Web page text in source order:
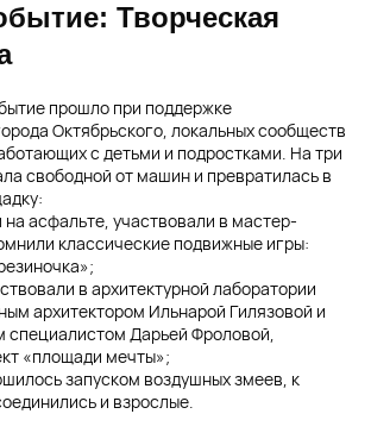
Творческая
прошло при поддержке
Октябрьского, локальных сообществ
с детьми и подростками. На три
свободной от машин и превратилась в
на асфальте, участвовали в мастер-
классические подвижные игры:
в архитектурной лаборатории
архитектором Ильнарой Гилязовой и
специалистом Дарьей Фроловой,
«площади мечты»;
запуском воздушных змеев, к
и взрослые.